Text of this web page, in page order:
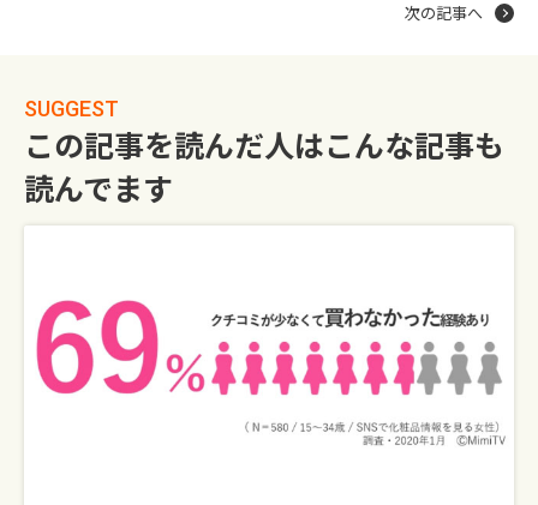
次の記事へ
SUGGEST
この記事を読んだ人はこんな記事も
読んでます